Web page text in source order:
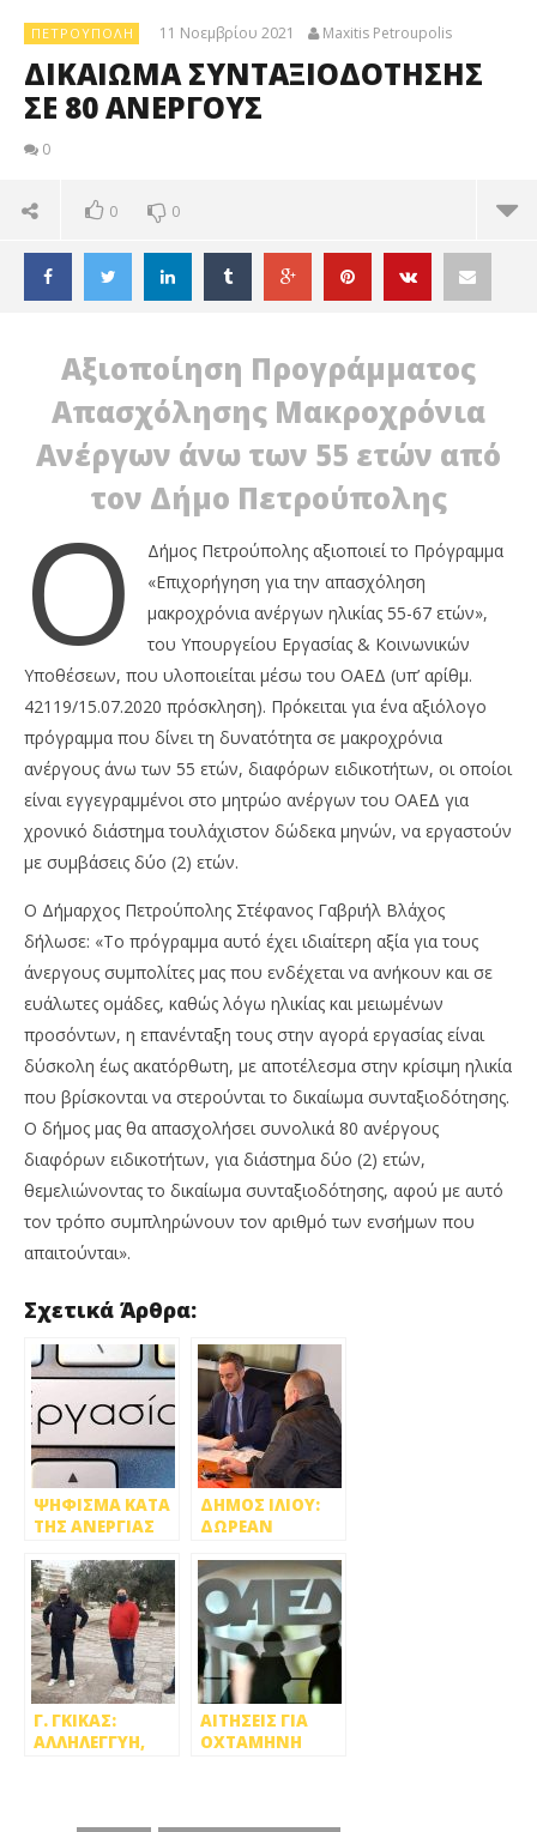
ΠΕΤΡΟΎΠΟΛΗ 11 Νοεμβρίου 2021 Maxitis Petroupolis
ΔΙΚΑΙΩΜΑ ΣΥΝΤΑΞΙΟΔΟΤΗΣΗΣ
ΣΕ 80 ΑΝΕΡΓΟΥΣ
0
0 0
ΔΙΑΒΑΖΕΤΕ ΤΩΡΑ
ΔΙΚΑΙΩΜΑ ΣΥΝΤΑΞΙΟΔΟΤΗΣΗΣ ΣΕ 80 ΑΝΕΡΓΟΥΣ
Νοεμβρίου
2021
Maxitis
Petroupolis
Αξιοποίηση Προγράμματος
Απασχόλησης Μακροχρόνια
Ανέργων άνω των 55 ετών από
τον Δήμο Πετρούπολης
Ο
Δήμος Πετρούπολης αξιοποιεί το Πρόγραμμα
«Επιχορήγηση για την απασχόληση
μακροχρόνια ανέργων ηλικίας 55-67 ετών»,
του Υπουργείου Εργασίας & Κοινωνικών
Υποθέσεων, που υλοποιείται μέσω του ΟΑΕΔ (υπ’ αρίθμ.
42119/15.07.2020 πρόσκληση). Πρόκειται για ένα αξιόλογο
πρόγραμμα που δίνει τη δυνατότητα σε μακροχρόνια
ανέργους άνω των 55 ετών, διαφόρων ειδικοτήτων, οι οποίοι
είναι εγγεγραμμένοι στο μητρώο ανέργων του ΟΑΕΔ για
χρονικό διάστημα τουλάχιστον δώδεκα μηνών, να εργαστούν
με συμβάσεις δύο (2) ετών.
Ο Δήμαρχος Πετρούπολης Στέφανος Γαβριήλ Βλάχος
δήλωσε: «Το πρόγραμμα αυτό έχει ιδιαίτερη αξία για τους
άνεργους συμπολίτες μας που ενδέχεται να ανήκουν και σε
ευάλωτες ομάδες, καθώς λόγω ηλικίας και μειωμένων
προσόντων, η επανένταξη τους στην αγορά εργασίας είναι
δύσκολη έως ακατόρθωτη, με αποτέλεσμα στην κρίσιμη ηλικία
που βρίσκονται να στερούνται το δικαίωμα συνταξιοδότησης.
Ο δήμος μας θα απασχολήσει συνολικά 80 ανέργους
διαφόρων ειδικοτήτων, για διάστημα δύο (2) ετών,
θεμελιώνοντας το δικαίωμα συνταξιοδότησης, αφού με αυτό
τον τρόπο συμπληρώνουν τον αριθμό των ενσήμων που
απαιτούνται».
Σχετικά Άρθρα:
ΨΗΦΙΣΜΑ ΚΑΤΑ
ΤΗΣ ΑΝΕΡΓΙΑΣ
ΠΟΛΙΤΕΣ
ΔΗΜΟΣ ΙΛΙΟΥ:
ΔΩΡΕΑΝ
ΣΥΜΒΟΥΛΕΣ ΣΕ
ΣΥΝΤΑΞΙΟΥΧΟΥΣ,
ΕΡΓΑΖΟΜΕΝΟΥΣ
ΚΑΙ ΑΝΕΡΓΟΥΣ
Γ. ΓΚΙΚΑΣ:
ΑΛΛΗΛΕΓΓΥΗ,
ΑΙΤΗΣΕΙΣ ΓΙΑ
ΟΧΤΑΜΗΝΗ